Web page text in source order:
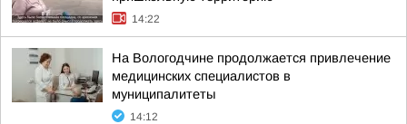
14:22
На Вологодчине продолжается привлечение
медицинских специалистов в
муниципалитеты
14:12